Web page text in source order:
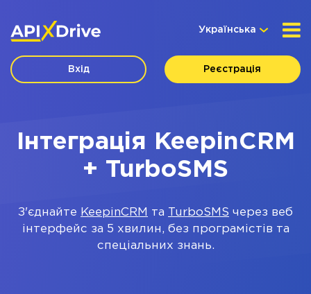
Українська
Вхід Реєстрація
Інтеграція KeepinCRM
+ TurboSMS
З'єднайте KeepinCRM та TurboSMS через веб
інтерфейс за 5 хвилин, без програмістів та
спеціальних знань.